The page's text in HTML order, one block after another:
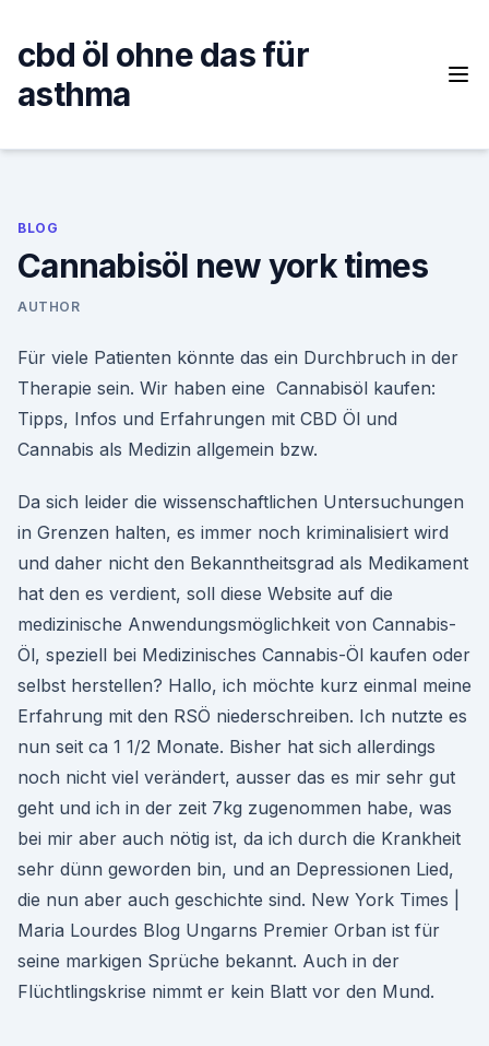
content
cbd öl ohne das für
asthma
BLOG
Cannabisöl new york times
AUTHOR
Für viele Patienten könnte das ein Durchbruch in der
Therapie sein. Wir haben eine Cannabisöl kaufen:
Tipps, Infos und Erfahrungen mit CBD Öl und
Cannabis als Medizin allgemein bzw.
Da sich leider die wissenschaftlichen Untersuchungen
in Grenzen halten, es immer noch kriminalisiert wird
und daher nicht den Bekanntheitsgrad als Medikament
hat den es verdient, soll diese Website auf die
medizinische Anwendungsmöglichkeit von Cannabis-
Öl, speziell bei Medizinisches Cannabis-Öl kaufen oder
selbst herstellen? Hallo, ich möchte kurz einmal meine
Erfahrung mit den RSÖ niederschreiben. Ich nutzte es
nun seit ca 1 1/2 Monate. Bisher hat sich allerdings
noch nicht viel verändert, ausser das es mir sehr gut
geht und ich in der zeit 7kg zugenommen habe, was
bei mir aber auch nötig ist, da ich durch die Krankheit
sehr dünn geworden bin, und an Depressionen Lied,
die nun aber auch geschichte sind. New York Times |
Maria Lourdes Blog Ungarns Premier Orban ist für
seine markigen Sprüche bekannt. Auch in der
Flüchtlingskrise nimmt er kein Blatt vor den Mund.